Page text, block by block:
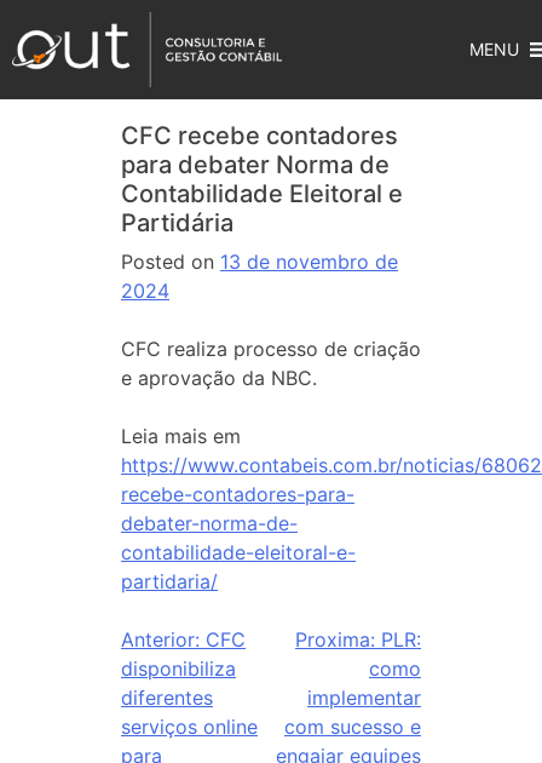
MENU
CFC recebe contadores
para debater Norma de
Contabilidade Eleitoral e
Partidária
Posted on 13 de novembro de
2024
CFC realiza processo de criação
e aprovação da NBC.
Leia mais em
https://www.contabeis.com.br/noticias/
recebe-contadores-para-
debater-norma-de-
contabilidade-eleitoral-e-
partidaria/
Anterior: CFC
disponibiliza
diferentes
serviços online
para
Proxima: PLR:
como
implementar
com sucesso e
engajar equipes